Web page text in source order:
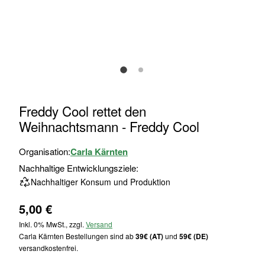
Anfang
der
springen
Freddy Cool rettet den
Weihnachtsmann - Freddy Cool
Organisation:Carla Kärnten
Nachhaltige Entwicklungsziele:
Nachhaltiger Konsum und Produktion
5,00 €
Inkl. 0% MwSt., zzgl. Versand
Carla Kärnten Bestellungen sind ab39€ (AT)und 59€ (DE)
versandkostenfrei.